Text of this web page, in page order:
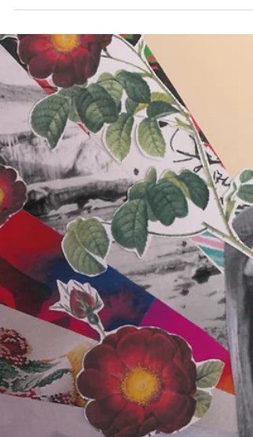
lecture l’avant-projet de loi relatif à
l’interdiction administrative des
morales, des sociétés sans personnalité
juridique, des associations ou
groupements de fait constituant une
menace grave et actuelle pour la sécurité
publique, la sécurité nationale ou l’ordre
démocratique et constitutionnel. Dans la
torpeur de l’été à nouveau, le
Gouvernement fédéral s’apprête donc à
avanc